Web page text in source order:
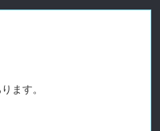
ます。